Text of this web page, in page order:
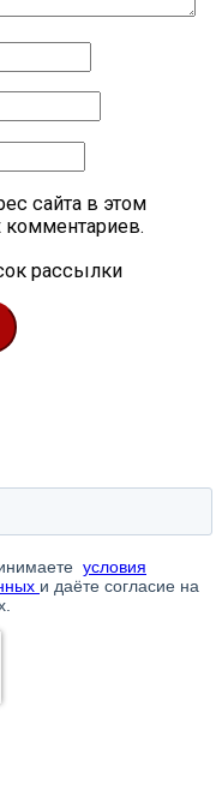
сайта в этом
рассылки